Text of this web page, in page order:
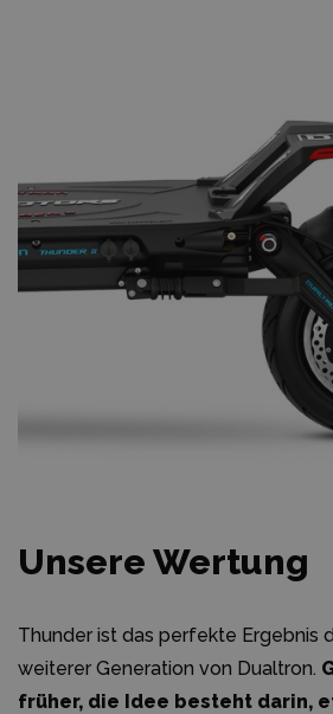
Unsere Wertung
Thunder ist das perfekte Ergebnis
weiterer Generation von Dualtron.
früher, die Idee besteht darin,